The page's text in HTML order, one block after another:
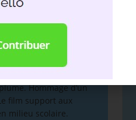
Hommage d’un
film support aux
milieu scolaire.